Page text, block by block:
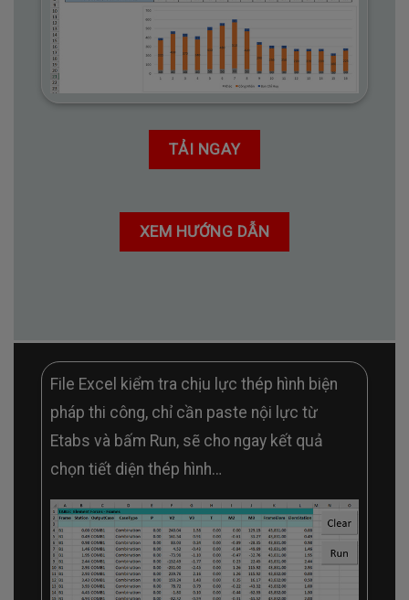
TẢI NGAY
XEM HƯỚNG DẪN
File Excel kiểm tra chịu lực thép hình biện
pháp thi công, chỉ cần paste nội lực từ
Etabs và bấm Run, sẽ cho ngay kết quả
chọn tiết diện thép hình…